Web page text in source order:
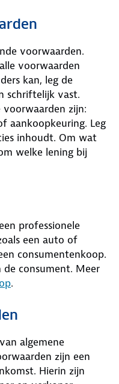
voorwaarden.
voorwaarden
kan, leg de
schriftelijk vast.
zijn:
aankoopkeuring. Leg
inhoudt. Om wat
welke lening bij
professionele
een auto of
consumentenkoop.
consument. Meer
.
algemene
zijn een
Hierin zijn